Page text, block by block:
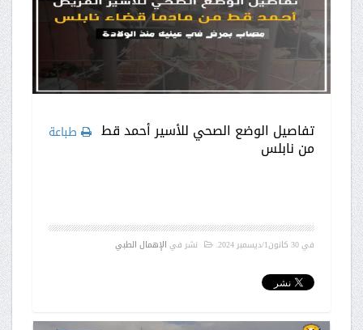
طباعة تفاصيل الوضع الصحي للأسير أحمد قط
من نابلس
في30 كانون1/ديسمبر 2024 . نشر في الإهمال الطبي